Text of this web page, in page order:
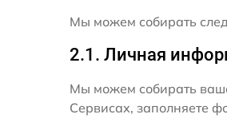
Мы можем собирать
2.1. Личная
Мы можем собирать
Сервисах, заполняете